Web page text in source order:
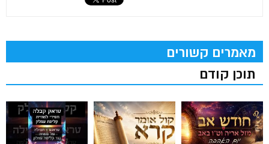
מאמרים קשורים
תוכן קודם